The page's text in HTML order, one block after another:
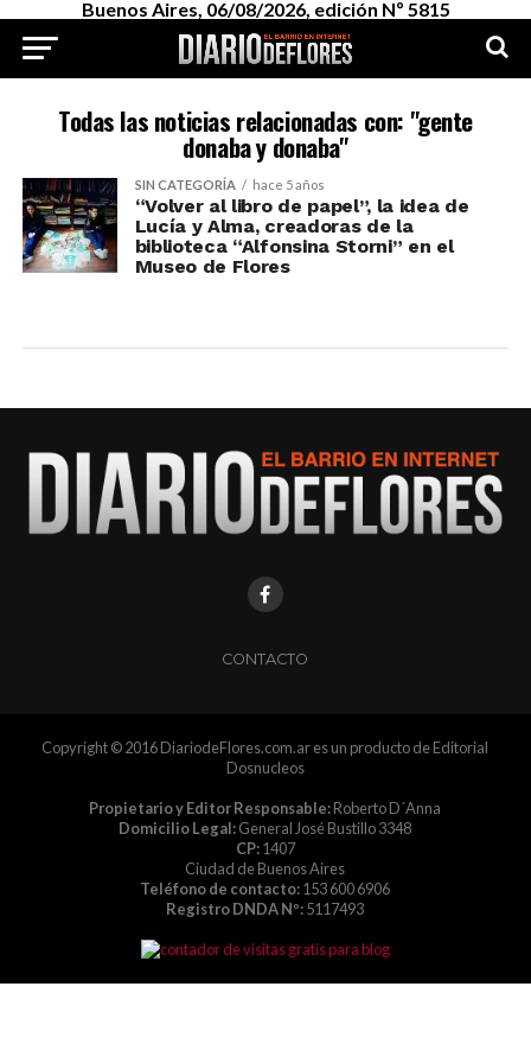
Buenos Aires, 06/08/2026, edición Nº 5815
Todas las noticias relacionadas con: "gente
donaba y donaba"
SIN CATEGORÍA hace 5 años
“Volver al libro de papel”, la idea de
Lucía y Alma, creadoras de la
biblioteca “Alfonsina Storni” en el
Museo de Flores
CONTACTO
Copyright © 2016 DiariodeFlores.com.ar es un producto de Editorial
Dosnucleos
Propietario y Editor Responsable:Roberto D´Anna
Domicilio Legal:General José Bustillo 3348
CP:1407
Ciudad de Buenos Aires
Teléfono de contacto:153 600 6906
Registro DNDA Nº:5117493